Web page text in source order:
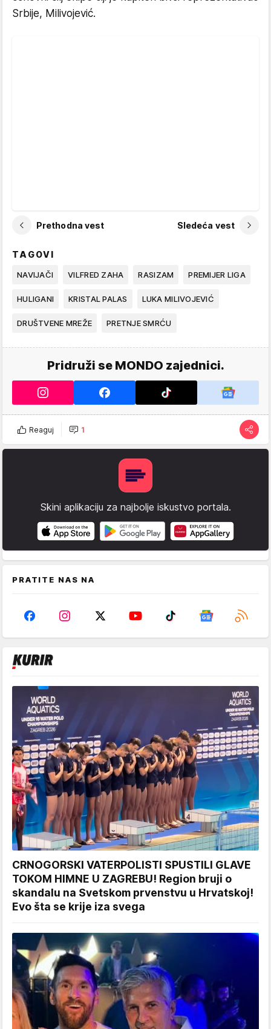
Srbije, Milivojević.
Prethodna vest Sledeća vest
TAGOVI
NAVIJAČI VILFRED ZAHA RASIZAM PREMIJER LIGA
HULIGANI KRISTAL PALAS LUKA MILIVOJEVIĆ
DRUŠTVENE MREŽE PRETNJE SMRĆU
Pridruži se MONDO zajednici.
Reaguj 1
Skini aplikaciju za najbolje iskustvo portala.
PRATITE NAS NA
CRNOGORSKI VATERPOLISTI SPUSTILI GLAVE
TOKOM HIMNE U ZAGREBU! Region bruji o
skandalu na Svetskom prvenstvu u Hrvatskoj!
Evo šta se krije iza svega